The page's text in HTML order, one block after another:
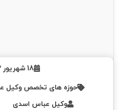
18 شهریور 1402
حوزه های تخصص وکیل
وکیل عباس اسدی